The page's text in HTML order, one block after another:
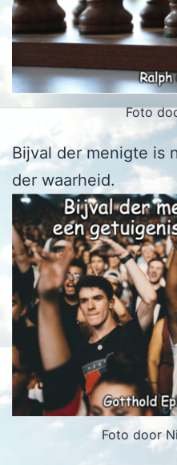
Foto
Bijval der menigte is
der waarheid.
Foto door